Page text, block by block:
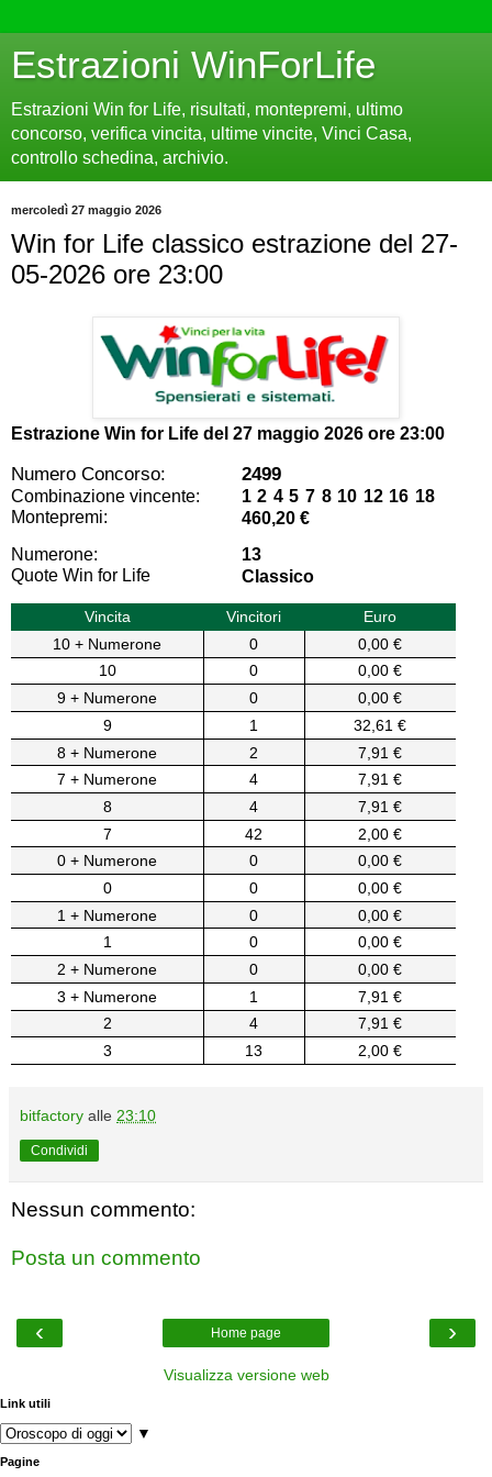
Estrazioni WinForLife
Estrazioni Win for Life, risultati, montepremi, ultimo
concorso, verifica vincita, ultime vincite, Vinci Casa,
controllo schedina, archivio.
mercoledì 27 maggio 2026
Win for Life classico estrazione del 27-
05-2026 ore 23:00
Estrazione Win for Life del 27 maggio 2026 ore 23:00
Numero Concorso: 2499
Combinazione vincente:
1 2 4 5 7 8 10 12 16 18
Montepremi:
460,20 €
Numerone:
13
Quote Win for Life
Classico
Vincita Vincitori
Euro
10 + Numerone
0
0,00 €
10
0
0,00 €
9 + Numerone
0
0,00 €
9
1
32,61 €
8 + Numerone
2
7,91 €
7 + Numerone
4
7,91 €
8
4
7,91 €
7
42
2,00 €
0 + Numerone
0
0,00 €
0
0
0,00 €
1 + Numerone
0
0,00 €
1
0
0,00 €
2 + Numerone
0
0,00 €
3 + Numerone
1
7,91 €
2
4
7,91 €
3
13 2,00 €
bitfactory alle 23:10
Condividi
Nessun commento:
Posta un commento
‹ ›
Home page
Visualizza versione web
Link utili
▼
Pagine